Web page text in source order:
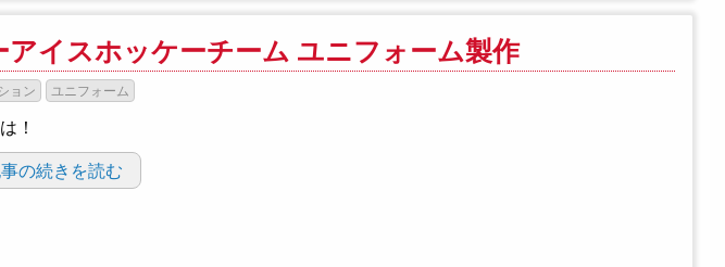
イスホッケーチーム ユニフォーム製作
ョン ユニフォーム
！
の続きを読む